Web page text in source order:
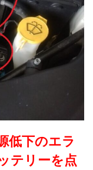
低下のエラ
テリーを点